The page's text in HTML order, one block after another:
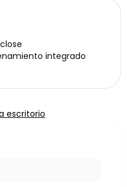
integrado
escritorio